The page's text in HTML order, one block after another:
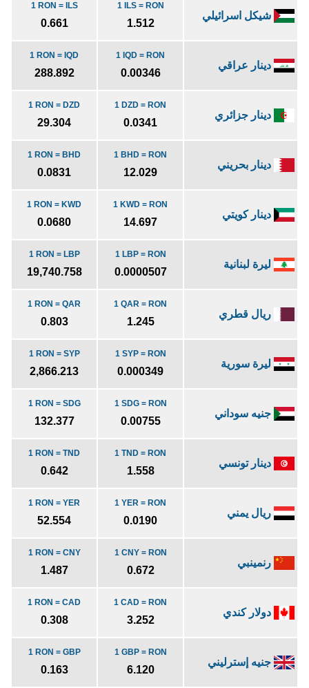
شيكل اسرائيلي
1 ILS = RON
1.512
1 RON = ILS
0.661
دينار عراقي
1 IQD = RON
0.00346
1 RON = IQD
288.892
دينار جزائري
1 DZD = RON
0.0341
1 RON = DZD
29.304
دينار بحريني
1 BHD = RON
12.029
1 RON = BHD
0.0831
دينار كويتي
1 KWD = RON
14.697
1 RON = KWD
0.0680
ليرة لبنانية
1 LBP = RON
0.0000507
1 RON = LBP
19,740.758
ريال قطري
1 QAR = RON
1.245
1 RON = QAR
0.803
ليرة سورية
1 SYP = RON
0.000349
1 RON = SYP
2,866.213
جنيه سوداني
1 SDG = RON
0.00755
1 RON = SDG
132.377
دينار تونسي
1 TND = RON
1.558
1 RON = TND
0.642
ريال يمني
1 YER = RON
0.0190
1 RON = YER
52.554
رنمينبي
1 CNY = RON
0.672
1 RON = CNY
1.487
دولار كندي
1 CAD = RON
3.252
1 RON = CAD
0.308
جنيه إسترليني
1 GBP = RON
6.120
1 RON = GBP
0.163